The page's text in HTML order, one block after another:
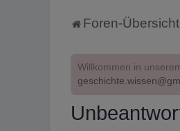
Foren-Übersicht
Willkommen in